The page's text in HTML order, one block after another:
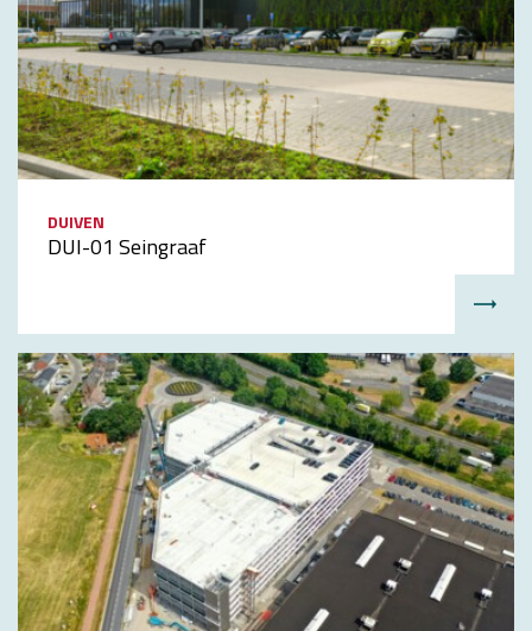
DUIVEN
DUI-01 Seingraaf